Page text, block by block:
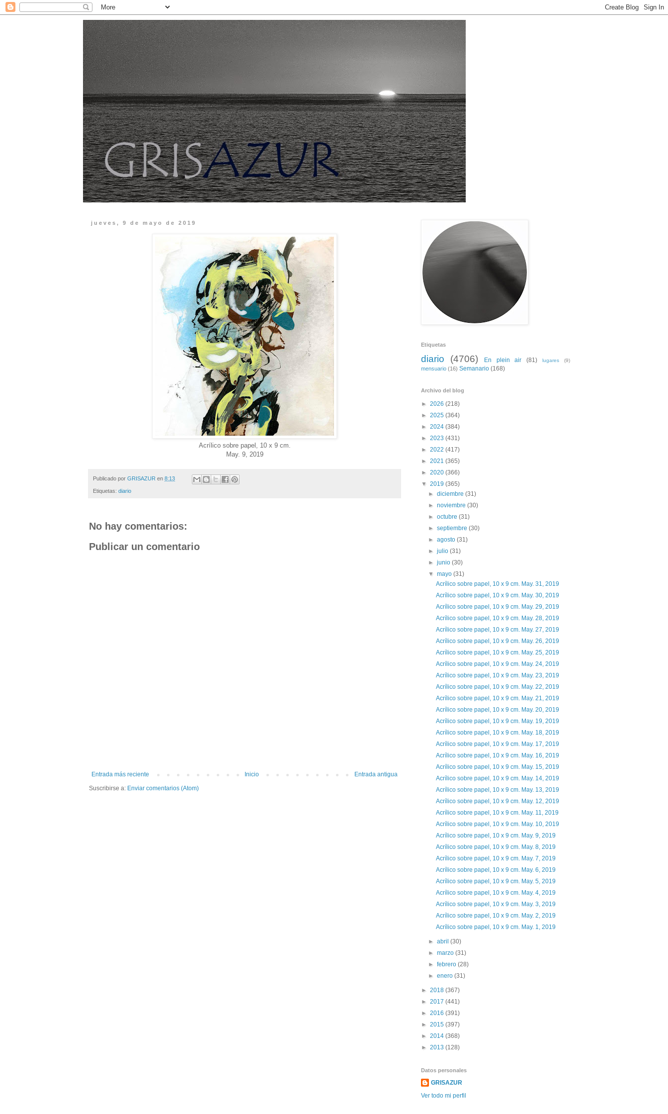
jueves, 9 de mayo de 2019
Acrílico sobre papel, 10 x 9 cm.
May. 9, 2019
Publicado por GRISAZUR en 8:13
Etiquetas: diario
No hay comentarios:
Publicar un comentario
Entrada más reciente Entrada antigua
Inicio
Suscribirse a: Enviar comentarios (Atom)
Etiquetas
diario (4706) En plein air (81) lugares (9)
mensuario (16) Semanario (168)
Archivo del blog
► 2026 (218)
► 2025 (364)
► 2024 (384)
► 2023 (431)
► 2022 (417)
► 2021 (365)
► 2020 (366)
▼ 2019 (365)
►diciembre(31)
►noviembre(30)
►octubre(31)
►septiembre(30)
►agosto(31)
►julio(31)
►junio(30)
▼mayo(31)
Acrílico sobre papel, 10 x 9 cm. May. 31, 2019
Acrílico sobre papel, 10 x 9 cm. May. 30, 2019
Acrílico sobre papel, 10 x 9 cm. May. 29, 2019
Acrílico sobre papel, 10 x 9 cm. May. 28, 2019
Acrílico sobre papel, 10 x 9 cm. May. 27, 2019
Acrílico sobre papel, 10 x 9 cm. May. 26, 2019
Acrílico sobre papel, 10 x 9 cm. May. 25, 2019
Acrílico sobre papel, 10 x 9 cm. May. 24, 2019
Acrílico sobre papel, 10 x 9 cm. May. 23, 2019
Acrílico sobre papel, 10 x 9 cm. May. 22, 2019
Acrílico sobre papel, 10 x 9 cm. May. 21, 2019
Acrílico sobre papel, 10 x 9 cm. May. 20, 2019
Acrílico sobre papel, 10 x 9 cm. May. 19, 2019
Acrílico sobre papel, 10 x 9 cm. May. 18, 2019
Acrílico sobre papel, 10 x 9 cm. May. 17, 2019
Acrílico sobre papel, 10 x 9 cm. May. 16, 2019
Acrílico sobre papel, 10 x 9 cm. May. 15, 2019
Acrílico sobre papel, 10 x 9 cm. May. 14, 2019
Acrílico sobre papel, 10 x 9 cm. May. 13, 2019
Acrílico sobre papel, 10 x 9 cm. May. 12, 2019
Acrílico sobre papel, 10 x 9 cm. May. 11, 2019
Acrílico sobre papel, 10 x 9 cm. May. 10, 2019
Acrílico sobre papel, 10 x 9 cm. May. 9, 2019
Acrílico sobre papel, 10 x 9 cm. May. 8, 2019
Acrílico sobre papel, 10 x 9 cm. May. 7, 2019
Acrílico sobre papel, 10 x 9 cm. May. 6, 2019
Acrílico sobre papel, 10 x 9 cm. May. 5, 2019
Acrílico sobre papel, 10 x 9 cm. May. 4, 2019
Acrílico sobre papel, 10 x 9 cm. May. 3, 2019
Acrílico sobre papel, 10 x 9 cm. May. 2, 2019
Acrílico sobre papel, 10 x 9 cm. May. 1, 2019
►abril(30)
►marzo(31)
►febrero(28)
►enero(31)
► 2018 (367)
► 2017 (441)
► 2016 (391)
► 2015 (397)
► 2014 (368)
► 2013 (128)
Datos personales
GRISAZUR
Ver todo mi perfil